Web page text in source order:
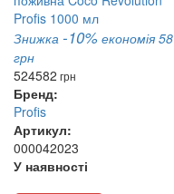
Знижка -10% економія 58
грн
524582 грн
Бренд:
Profis
Артикул:
000042023
У наявності